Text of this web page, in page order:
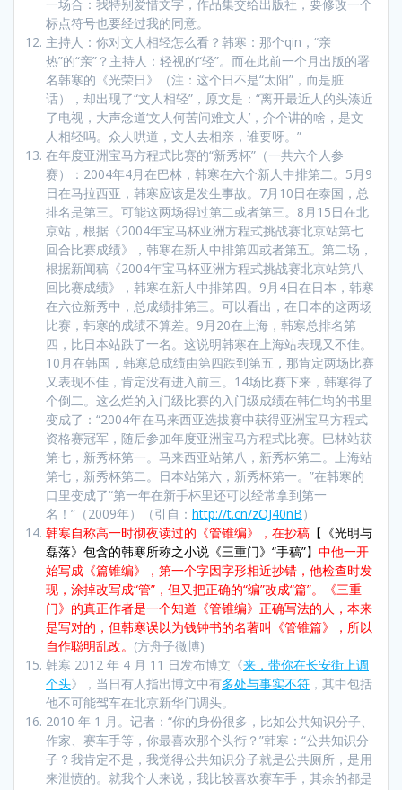
一场合：我特别爱惜文字，作品集交给出版社，要修改一个
标点符号也要经过我的同意。
主持人：你对文人相轻怎么看？韩寒：那个qin，“亲
热”的“亲”？主持人：轻视的“轻”。而在此前一个月出版的署
名韩寒的《光荣日》（注：这个日不是“太阳”，而是脏
话），却出现了“文人相轻”，原文是：“离开最近人的头湊近
了电视，大声念道‘文人何苦问难文人’，介个讲的啥，是文
人相轻吗。众人哄道，文人去相亲，谁要呀。”
在年度亚洲宝马方程式比赛的“新秀杯”（一共六个人参
赛）：2004年4月在巴林，韩寒在六个新人中排第二。5月9
日在马拉西亚，韩寒应该是发生事故。7月10日在泰国，总
排名是第三。可能这两场得过第二或者第三。8月15日在北
京站，根据《2004年宝马杯亚洲方程式挑战赛北京站第七
回合比赛成绩》，韩寒在新人中排第四或者第五。第二场，
根据新闻稿《2004年宝马杯亚洲方程式挑战赛北京站第八
回比赛成绩》，韩寒在新人中排第四。9月4日在日本，韩寒
在六位新秀中，总成绩排第三。可以看出，在日本的这两场
比赛，韩寒的成绩不算差。9月20在上海，韩寒总排名第
四，比日本站跌了一名。这说明韩寒在上海站表现又不佳。
10月在韩国，韩寒总成绩由第四跌到第五，那肯定两场比赛
又表现不佳，肯定没有进入前三。14场比赛下来，韩寒得了
个倒二。这么烂的入门级比赛的入门级成绩在韩仁均的书里
变成了：“2004年在马来西亚选拔赛中获得亚洲宝马方程式
资格赛冠军，随后参加年度亚洲宝马方程式比赛。巴林站获
第七，新秀杯第一。马来西亚站第八，新秀杯第二。上海站
第七，新秀杯第二。日本站第六，新秀杯第一。”在韩寒的
口里变成了“第一年在新手杯里还可以经常拿到第一
名！”（2009年）（引自： http://t.cn/zOJ40nB）
韩寒自称高一时彻夜读过的《管锥编》，在抄稿 【《光明与
磊落》包含的韩寒所称之小说《三重门》“手稿”】 中他一开
始写成《篇锥编》，第一个字因字形相近抄错，他检查时发
现，涂掉改写成“管”，但又把正确的“编”改成“篇”。《三重
门》的真正作者是一个知道《管锥编》正确写法的人，本来
是写对的，但韩寒误以为钱钟书的名著叫《管锥篇》，所以
自作聪明乱改。 (方舟子微博)
韩寒 2012 年 4 月 11 日发布博文《来，带你在长安街上调
个头》，当日有人指出博文中有多处与事实不符 ，其中包括
他不可能驾车在北京新华门调头。
2010 年 1 月。记者：“你的身份很多，比如公共知识分子、
作家、赛车手等，你最喜欢那个头衔？”韩寒：“公共知识分
子？我肯定不是，我觉得公共知识分子就是公共厕所，是用
来泄愤的。就我个人来说，我比较喜欢赛车手，其余的都是